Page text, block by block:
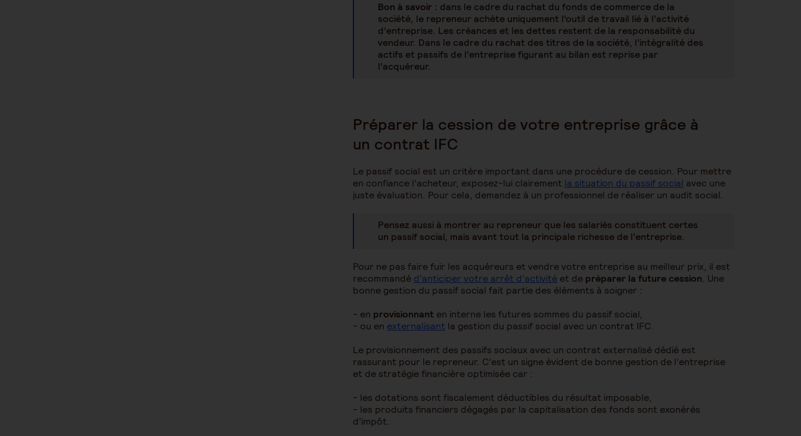
Bon à savoir : dans le cadre du rachat du fonds de commerce de la
société, le repreneur achète uniquement l’outil de travail lié à l’activité
d’entreprise. Les créances et les dettes restent de la responsabilité du
vendeur. Dans le cadre du rachat des titres de la société, l’intégralité des
actifs et passifs de l’entreprise figurant au bilan est reprise par
l’acquéreur.
Préparer la cession de votre entreprise grâce à
un contrat IFC
Le passif social est un critère important dans une procédure de cession. Pour mettre
en confiance l’acheteur, exposez-lui clairement la situation du passif social avec une
juste évaluation. Pour cela, demandez à un professionnel de réaliser un audit social.
Pensez aussi à montrer au repreneur que les salariés constituent certes
un passif social, mais avant tout la principale richesse de l’entreprise.
Pour ne pas faire fuir les acquéreurs et vendre votre entreprise au meilleur prix, il est
recommandé d’anticiper votre arrêt d’activité et de préparer la future cession. Une
bonne gestion du passif social fait partie des éléments à soigner :
- en provisionnant en interne les futures sommes du passif social,
- ou en externalisant la gestion du passif social avec un contrat IFC.
Le provisionnement des passifs sociaux avec un contrat externalisé dédié est
rassurant pour le repreneur. C’est un signe évident de bonne gestion de l’entreprise
et de stratégie financière optimisée car :
- les dotations sont fiscalement déductibles du résultat imposable,
- les produits financiers dégagés par la capitalisation des fonds sont exonérés
d’impôt.